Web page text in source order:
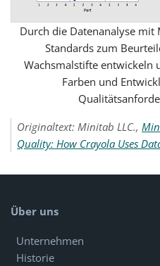
Durch die Datenanalyse mit
Standards zum
Wachsmalstifte entwickeln
Farben und
Originaltext: Minitab LLC.,
Quality: How Crayola Uses
Über uns
Unternehmen
Historie